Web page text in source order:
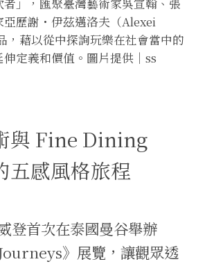
」，匯聚臺灣藝術家吳宣翰、張
亞歷謝・伊茲邁洛夫（Alexei
，藉以從中探詢玩樂在社會當中的
定義和價值。圖片提供｜ss
與 Fine Dining
五感風格旅程
登首次在泰國曼谷舉辦
》展覽，讓觀眾透